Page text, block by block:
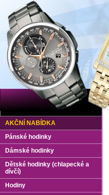
AKČNÍ NABÍDKA
Pánské hodinky
Dámské hodinky
Dětské hodinky (chlapecké a
dívčí)
Hodiny